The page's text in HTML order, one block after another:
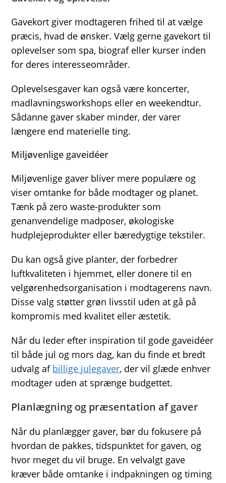
Gavekort giver modtageren frihed til at vælge
præcis, hvad de ønsker. Vælg gerne gavekort til
oplevelser som spa, biograf eller kurser inden
for deres interesseområder.
Oplevelsesgaver kan også være koncerter,
madlavningsworkshops eller en weekendtur.
Sådanne gaver skaber minder, der varer
længere end materielle ting.
Miljøvenlige gaveidéer
Miljøvenlige gaver bliver mere populære og
viser omtanke for både modtager og planet.
Tænk på zero waste-produkter som
genanvendelige madposer, økologiske
hudplejeprodukter eller bæredygtige tekstiler.
Du kan også give planter, der forbedrer
luftkvaliteten i hjemmet, eller donere til en
velgørenhedsorganisation i modtagerens navn.
Disse valg støtter grøn livsstil uden at gå på
kompromis med kvalitet eller æstetik.
Når du leder efter inspiration til gode gaveidéer
til både jul og mors dag, kan du finde et bredt
udvalg af billige julegaver, der vil glæde enhver
modtager uden at sprænge budgettet.
Planlægning og præsentation af gaver
Når du planlægger gaver, bør du fokusere på
hvordan de pakkes, tidspunktet for gaven, og
hvor meget du vil bruge. En velvalgt gave
kræver både omtanke i indpakningen og timing